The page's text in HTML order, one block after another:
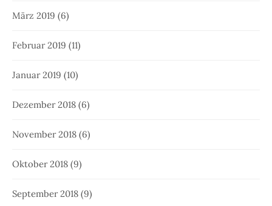
März 2019 (6)
Februar 2019 (11)
Januar 2019 (10)
Dezember 2018 (6)
November 2018 (6)
Oktober 2018 (9)
September 2018 (9)